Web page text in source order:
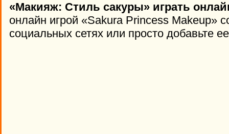
«Макияж: Стиль сакуры» играть
онлайн игрой «Sakura Princess Makeup»
социальных сетях или просто добавьте